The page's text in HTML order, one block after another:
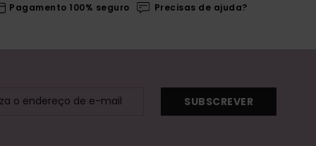
Pagamento 100% seguro Precisas de ajuda?
SUBSCREVER